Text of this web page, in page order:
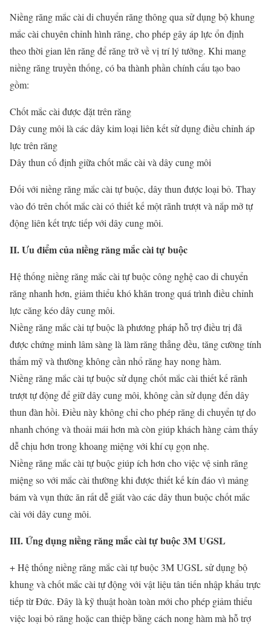
Niềng răng mắc cài di chuyển răng thông qua sử dụng bộ khung
mắc cài chuyên chỉnh hình răng, cho phép gây áp lực ổn định
theo thời gian lên răng để răng trở về vị trí lý tưởng. Khi mang
niềng răng truyền thống, có ba thành phần chính cấu tạo bao
gồm:
Chốt mắc cài được đặt trên răng
Dây cung môi là các dây kim loại liên kết sử dụng điều chỉnh áp
lực trên răng
Dây thun cố định giữa chốt mắc cài và dây cung môi
Đối với niềng răng mắc cài tự buộc, dây thun được loại bỏ. Thay
vào đó trên chốt mắc cài có thiết kế một rãnh trượt và nắp mở tự
động liên kết trực tiếp với dây cung môi.
II. Ưu điểm của niềng răng mắc cài tự buộc
Hệ thống niềng răng mắc cài tự buộc công nghệ cao di chuyển
răng nhanh hơn, giảm thiểu khó khăn trong quá trình điều chỉnh
lực căng kéo dây cung môi.
Niềng răng mắc cài tự buộc là phương pháp hỗ trợ điều trị đã
được chứng minh lâm sàng là làm răng thẳng đều, tăng cường tính
thẩm mỹ và thường không cần nhổ răng hay nong hàm.
Niềng răng mắc cài tự buộc sử dụng chốt mắc cài thiết kế rãnh
trượt tự động để giữ dây cung môi, không cần sử dụng đến dây
thun đàn hồi. Điều này không chỉ cho phép răng di chuyển tự do
nhanh chóng và thoải mái hơn mà còn giúp khách hàng cảm thấy
dễ chịu hơn trong khoang miệng với khí cụ gọn nhẹ.
Niềng răng mắc cài tự buộc giúp ích hơn cho việc vệ sinh răng
miệng so với mắc cài thường khi được thiết kế kín đáo vì mảng
bám và vụn thức ăn rất dễ giắt vào các dây thun buộc chốt mắc
cài với dây cung môi.
III. Ứng dụng niềng răng mắc cài tự buộc 3M UGSL
+ Hệ thống niềng răng mắc cài tự buộc 3M UGSL sử dụng bộ
khung và chốt mắc cài tự động với vật liệu tân tiến nhập khẩu trực
tiếp từ Đức. Đây là kỹ thuật hoàn toàn mới cho phép giảm thiểu
việc loại bỏ răng hoặc can thiệp bằng cách nong hàm mà hỗ trợ